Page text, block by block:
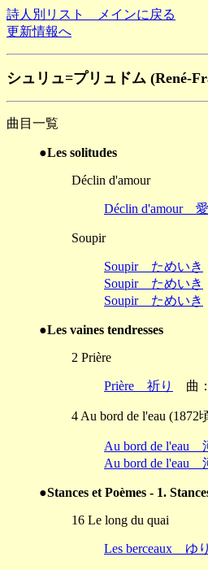
詩人別リスト メインに戻る
更新情報へ
シュリュ=プリュドム (René-
曲目一覧
●Les solitudes
Déclin d'amour
Déclin d'amour
Soupir
Soupir ためいき
Soupir ためいき
Soupir ためいき
●Les vaines tendresses
2 Prière
Prière 祈り 曲
4 Au bord de l'eau (1872
Au bord de l'eau
Au bord de l'eau
●Stances et Poèmes - 1.
16 Le long du quai
Les berceaux ゆ